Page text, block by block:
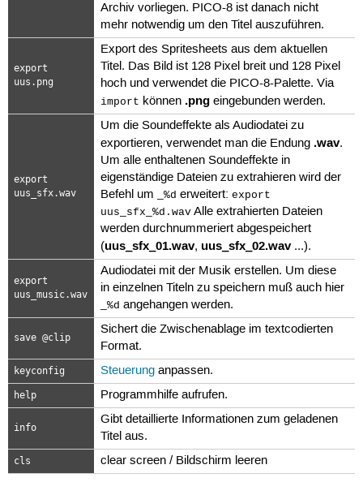
Archiv vorliegen. PICO-8 ist danach nicht
mehr notwendig um den Titel auszuführen.
export
uus.png
Export des Spritesheets aus dem aktuellen
Titel. Das Bild ist 128 Pixel breit und 128 Pixel
hoch und verwendet die PICO-8-Palette. Via
import können .png eingebunden werden.
export
uus_sfx.wav
Um die Soundeffekte als Audiodatei zu
exportieren, verwendet man die Endung .wav.
Um alle enthaltenen Soundeffekte in
eigenständige Dateien zu extrahieren wird der
Befehl um
_%d erweitert:export
uus_sfx_%d.wav Alle extrahierten Dateien
werden durchnummeriert abgespeichert
(uus_sfx_01.wav, uus_sfx_02.wav...).
export
uus_music.wav
Audiodatei mit der Musik erstellen. Um diese
in einzelnen Titeln zu speichern muß auch hier
_%d angehangen werden.
save @clip
Sichert die Zwischenablage im textcodierten
Format.
keyconfig Steuerung anpassen.
help Programmhilfe aufrufen.
info
Gibt detaillierte Informationen zum geladenen
Titel aus.
cls clear screen / Bildschirm leeren